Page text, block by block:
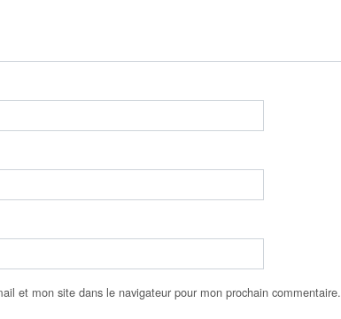
et mon site dans le navigateur pour mon prochain commentaire.